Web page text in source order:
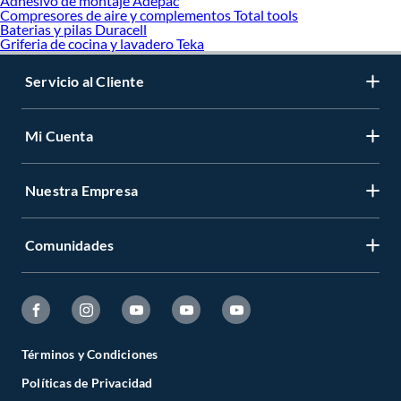
Compresores de aire y complementos Total tools
Baterias y pilas Duracell
Griferia de cocina y lavadero Teka
Servicio al Cliente
Mi Cuenta
Nuestra Empresa
Comunidades
Términos y Condiciones
Políticas de Privacidad